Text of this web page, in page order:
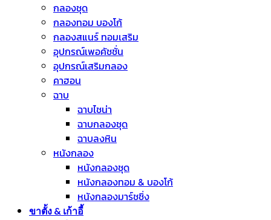
กลองชุด
กลองทอม บองโก้
กลองสแนร์ ทอมเสริม
อุปกรณ์เพอคัชชั่น
อุปกรณ์เสริมกลอง
คาฮอน
ฉาบ
ฉาบไชน่า
ฉาบกลองชุด
ฉาบลงหิน
หนังกลอง
หนังกลองชุด
หนังกลองทอม & บองโก้
หนังกลองมาร์ชชิ่ง
ขาตั้ง & เก้าอี้